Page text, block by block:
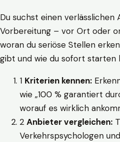
Du suchst einen verlässlichen
Vorbereitung – vor Ort oder
woran du seriöse Stellen
gibt und wie du sofort starten
1 Kriterien kennen:
wie „100 % garantiert
worauf es wirklich
2 Anbieter vergleichen:
Verkehrspsychologen